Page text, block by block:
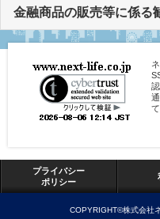
金融商品の販売等に係る
プライバシー
ポリシー
COPYRIGHT©株式会社